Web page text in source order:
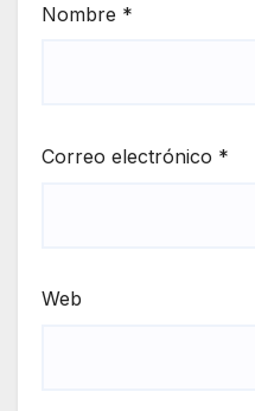
Nombre *
Correo electrónico *
Web